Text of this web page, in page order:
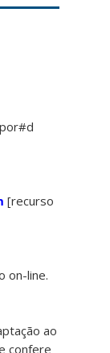
[recurso
on-line.
ao
confere